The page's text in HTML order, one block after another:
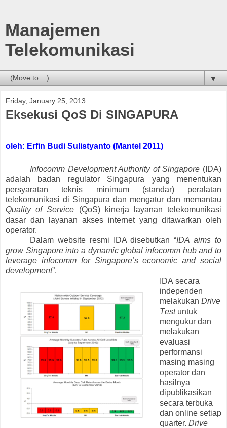
Manajemen
Telekomunikasi
▼
Friday, January 25, 2013
Eksekusi QoS Di SINGAPURA
oleh: Erfin Budi Sulistyanto (Mantel 2011)
Infocomm Development Authority of Singapore (IDA)
adalah badan regulator Singapura yang menentukan
persyaratan teknis minimum (standar) peralatan
telekomunikasi di Singapura dan mengatur dan memantau
Quality of Service (QoS) kinerja layanan telekomunikasi
dasar dan layanan akses internet yang ditawarkan oleh
operator.
Dalam website resmi IDA disebutkan “IDA aims to
grow Singaporeinto a dynamic global infocomm hub and to
leverage infocomm for Singapore’s economic and social
development”.
IDA secara
independen
melakukan Drive
Test untuk
mengukurdan
melakukan
evaluasi
performansi
masing masing
operator dan
hasilnya
dipublikasikan
secara terbuka
dan online setiap
quarter. Drive